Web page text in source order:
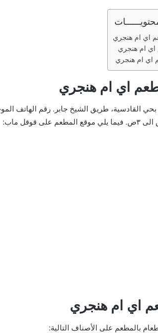
اي ام هنجري
اي ام هنجري
اي ام هنجري
اي ام هنجري
اي ام هنجري
بالمطعم على الأصناف التالية: